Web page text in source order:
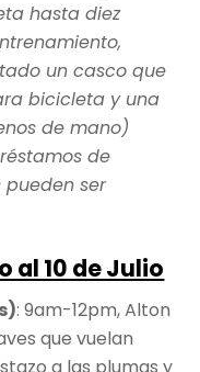
hasta diez
un casco que
bicicleta y una
de mano)
de
ser
al 10 de Julio
: 9am-12pm, Alton
que vuelan